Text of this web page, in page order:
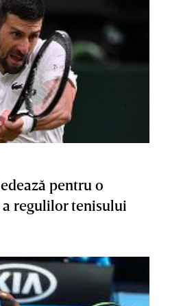
pentru o
regulilor tenisului